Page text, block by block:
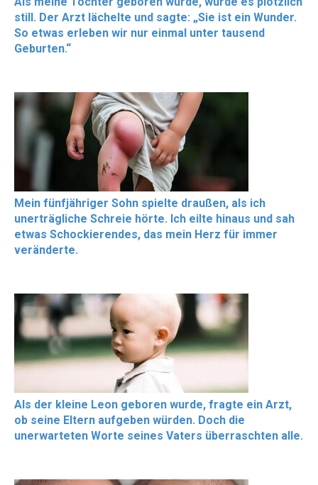
still. Der Arzt lächelte und sagte: „Sie ist ein Wunder.
So etwas erleben wir nur einmal unter tausend
Geburten.“
Mein fünfjähriger Sohn spielte draußen, als ich
unerträgliche Schreie hörte. Ich eilte hinaus und sah
etwas Schockierendes, das mein Herz für immer
veränderte.
Als der kleine Leon geboren wurde, fragte ein Arzt,
ob seine Eltern aufgeben würden. Doch die
unerwarteten Worte seines Vaters überraschten alle.